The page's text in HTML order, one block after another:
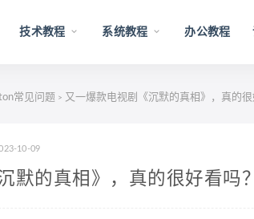
技术教程 系统教程 办公教程
常见问题 > 又一爆款电视剧《沉默的真相》，真的
10-09
默的真相》，真的很好看吗